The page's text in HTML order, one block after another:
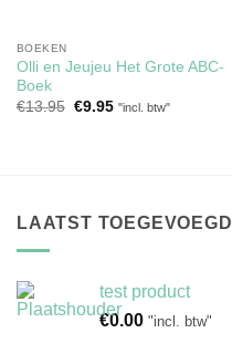
BOEKEN
Olli en Jeujeu Het Grote ABC-
Boek
€13.95 Oorspronkelijke
€9.95Huidige
"incl. btw"
LAATST TOEGEVOEGD
test product
€0.00 "incl. btw"